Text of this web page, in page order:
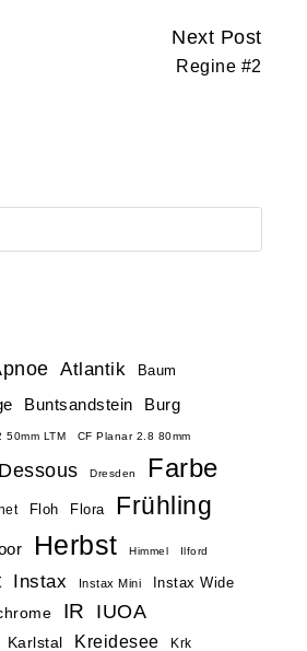
Next Post
Regine #2
Atlantik Baum
Buntsandstein Burg
50mm LTM CF Planar 2.8 80mm
Dessous Dresden Farbe
Floh Flora Frühling
Herbst Himmel Ilford
Instax Instax Mini
Instax Wide
IR
IUOA
Karlstal Kreidesee Krk